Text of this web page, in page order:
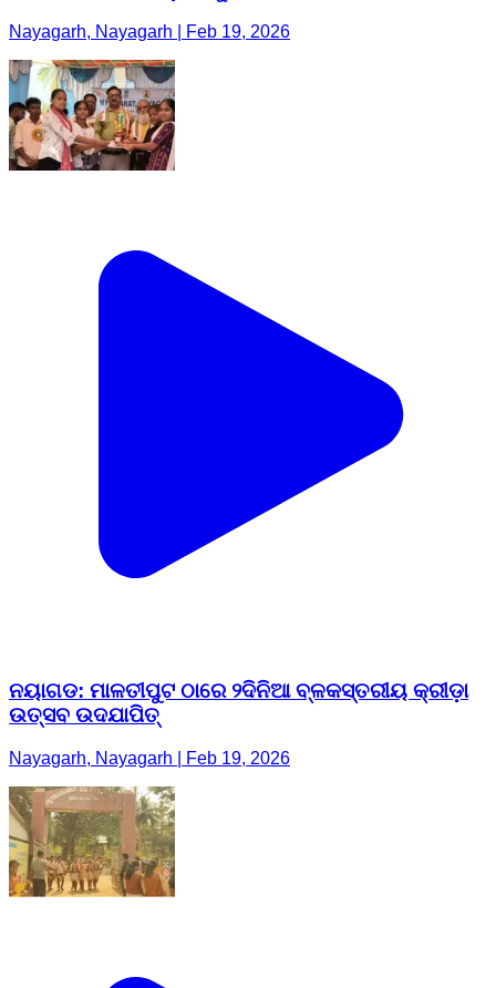
Nayagarh, Nayagarh | Feb 19, 2026
ନୟାଗଡ: ମାଳତୀପୁଟ ଠାରେ ୨ଦିନିଆ ବ୍ଳକସ୍ତରୀୟ କ୍ରୀଡ଼ା
ଉତ୍ସବ ଉଦଯାପିତ୍‌
Nayagarh, Nayagarh | Feb 19, 2026